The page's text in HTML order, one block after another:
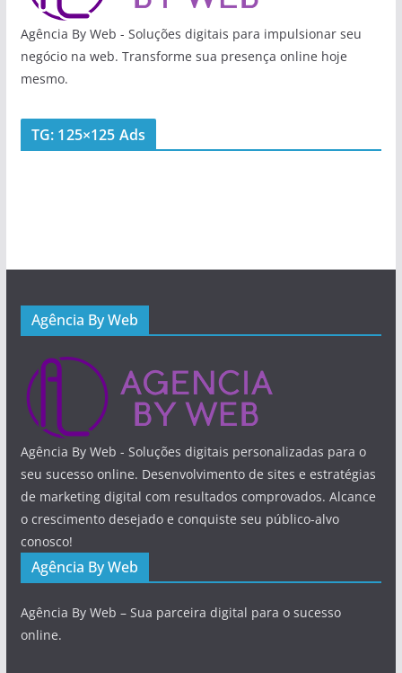
Agência By Web - Soluções digitais para impulsionar seu
negócio na web. Transforme sua presença online hoje
mesmo.
TG: 125×125 Ads
Agência By Web
Agência By Web - Soluções digitais personalizadas para o
seu sucesso online. Desenvolvimento de sites e estratégias
de marketing digital com resultados comprovados. Alcance
o crescimento desejado e conquiste seu público-alvo
conosco!
Agência By Web
Agência By Web – Sua parceira digital para o sucesso
online.